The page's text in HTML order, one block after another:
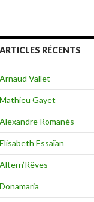
ARTICLES RÉCENTS
Arnaud Vallet
Mathieu Gayet
Alexandre Romanès
Elisabeth Essaïan
Altern’Rêves
Donamaria